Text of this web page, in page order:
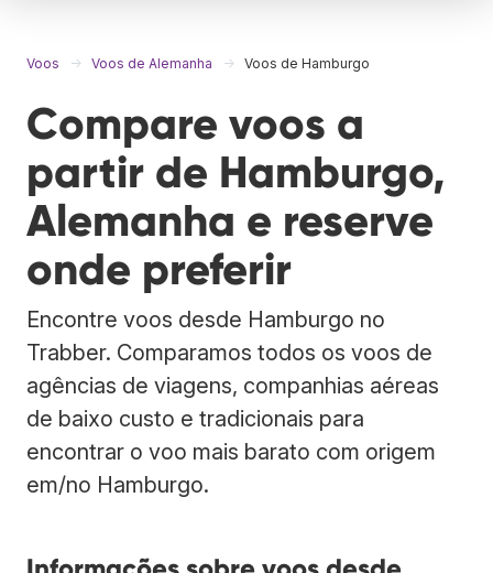
Voos Voos de Alemanha Voos de Hamburgo
Compare voos a
partir de Hamburgo,
Alemanha e reserve
onde preferir
Encontre voos desde Hamburgo no
Trabber. Comparamos todos os voos de
agências de viagens, companhias aéreas
de baixo custo e tradicionais para
encontrar o voo mais barato com origem
em/no Hamburgo.